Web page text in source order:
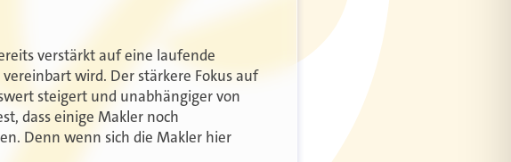
verstärkt auf eine laufende
wird. Der stärkere Fokus auf
steigert und unabhängiger von
dass einige Makler noch
Denn wenn sich die Makler hier